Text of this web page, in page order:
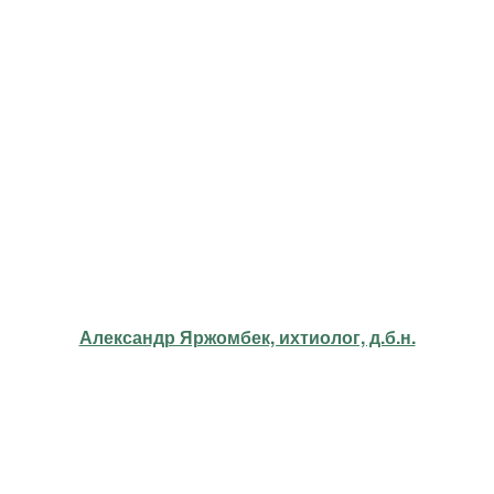
Александр Яржомбек, ихтиолог, д.б.н.